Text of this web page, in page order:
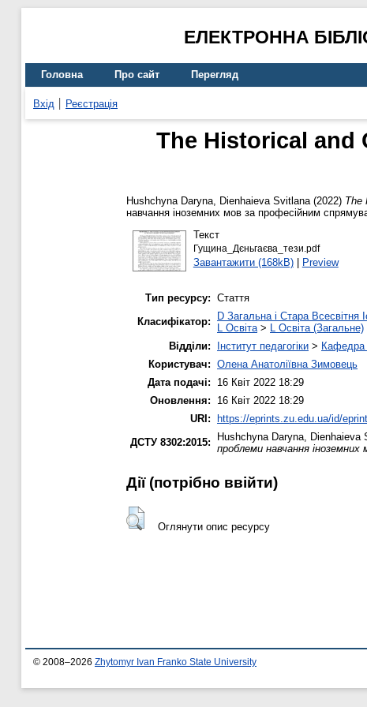
ЕЛЕКТРОННА
Головна Про сайт Перегляд
Вхід Реєстрація
The Historical and
Hushchyna Daryna, Dienhaieva Svitlana(2022) The
навчання іноземних мов за професійним
Текст
Гущина_Дєньгаєва_тези.pdf
Завантажити (168kB)| Preview
Тип ресурсу: Стаття
Класифікатор:
D Загальна і Стара Всесвітня
L Освіта> L Освіта (Загальне)
Відділи:
Інститут педагогіки > Кафедра
Користувач: Олена Анатоліївна Зимовець
Дата подачі:
16 Квіт 2022 18:29
Оновлення:
16 Квіт 2022 18:29
URI:
https://eprints.zu.edu.ua/id/
ДСТУ 8302:2015:
Hushchyna Daryna, Dienhaieva
проблеми навчання
Дії ​​(потрібно ввійти)
Оглянути опис ресурсу
© 2008–2026 Zhytomyr Ivan Franko State University